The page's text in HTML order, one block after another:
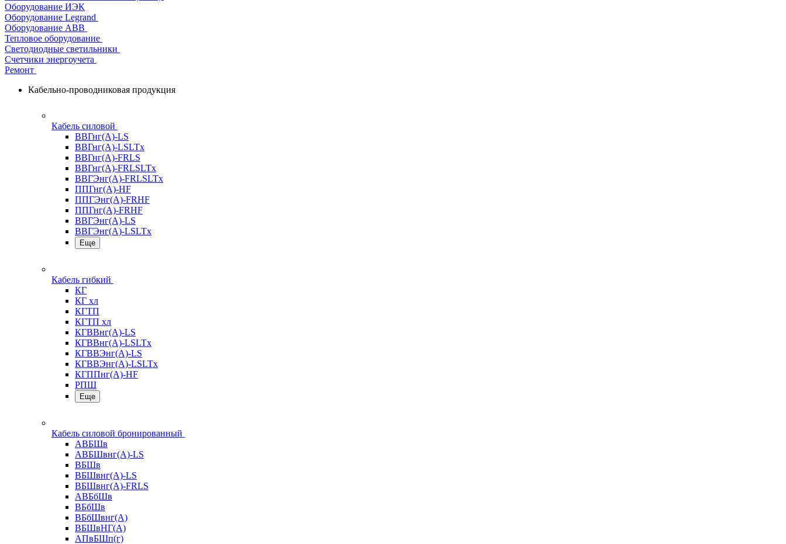
Оборудование ИЭК
Оборудование Legrand
Оборудование АВВ
Тепловое оборудование
Светодиодные светильники
Счетчики энергоучета
Ремонт
Кабельно-проводниковая продукция
Кабель силовой
ВВГнг(А)-LS
ВВГнг(А)-LSLTx
ВВГнг(А)-FRLS
ВВГнг(А)-FRLSLTx
ВВГЭнг(А)-FRLSLTx
ППГнг(А)-HF
ППГЭнг(А)-FRHF
ППГнг(А)-FRHF
ВВГЭнг(А)-LS
ВВГЭнг(А)-LSLTx
Еще
Кабель гибкий
КГ
КГ хл
КГТП
КГТП хл
КГВВнг(А)-LS
КГВВнг(А)-LSLTx
КГВВЭнг(А)-LS
КГВВЭнг(А)-LSLTx
КГППнг(А)-HF
РПШ
Еще
Кабель силовой бронированный
АВБШв
АВБШвнг(А)-LS
ВБШв
ВБШвнг(А)-LS
ВБШвнг(А)-FRLS
АВБбШв
ВБбШв
ВБбШвнг(А)
ВБШвНГ(А)
АПвБШп(г)